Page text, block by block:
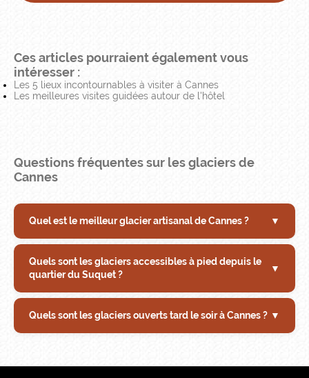
Ces articles pourraient également vous
intéresser :
Les 5 lieux incontournables à visiter à Cannes
Les meilleures visites guidées autour de l'hôtel
Questions fréquentes sur les glaciers de
Cannes
Quel est le meilleur glacier artisanal de Cannes ? ▼
Quels sont les glaciers accessibles à pied depuis le
quartier du Suquet ?
▼
Quels sont les glaciers ouverts tard le soir à Cannes ? ▼